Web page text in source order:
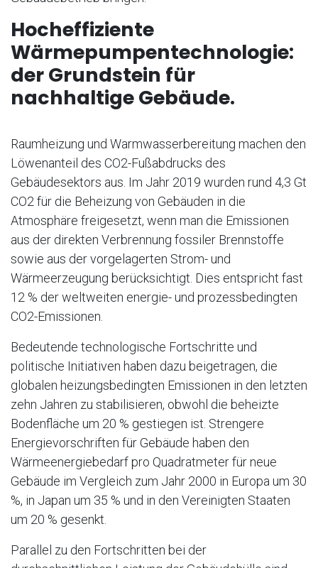
Hocheffiziente
Wärmepumpentechnologie:
der Grundstein für
nachhaltige Gebäude.
Raumheizung und Warmwasserbereitung machen den
Löwenanteil des CO2-Fußabdrucks des
Gebäudesektors aus. Im Jahr 2019 wurden rund 4,3 Gt
CO2 für die Beheizung von Gebäuden in die
Atmosphäre freigesetzt, wenn man die Emissionen
aus der direkten Verbrennung fossiler Brennstoffe
sowie aus der vorgelagerten Strom- und
Wärmeerzeugung berücksichtigt. Dies entspricht fast
12 % der weltweiten energie- und prozessbedingten
CO2-Emissionen.
Bedeutende technologische Fortschritte und
politische Initiativen haben dazu beigetragen, die
globalen heizungsbedingten Emissionen in den letzten
zehn Jahren zu stabilisieren, obwohl die beheizte
Bodenfläche um 20 % gestiegen ist. Strengere
Energievorschriften für Gebäude haben den
Wärmeenergiebedarf pro Quadratmeter für neue
Gebäude im Vergleich zum Jahr 2000 in Europa um 30
%, in Japan um 35 % und in den Vereinigten Staaten
um 20 % gesenkt.
Parallel zu den Fortschritten bei der